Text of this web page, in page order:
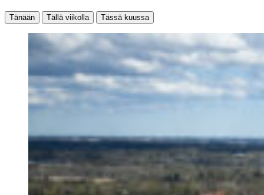
Tänään Tällä viikolla Tässä kuussa